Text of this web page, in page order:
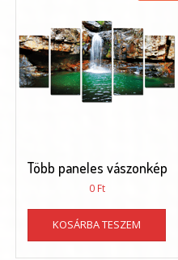
Több paneles vászonkép
0 Ft
KOSÁRBA TESZEM